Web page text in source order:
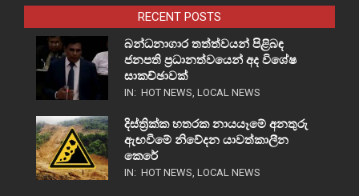
RECENT POSTS
බන්ධනාගාර තත්ත්වයන් පිළිබඳ
ජනපති ප්‍රධානත්වයෙන් අද විශේෂ
සාකච්ඡාවක්
IN: HOT NEWS, LOCAL NEWS
දිස්ත්‍රික්ක හතරක නායයෑමේ අනතුරු
ඇඟවීමේ නිවේදන යාවත්කාලීන
කෙරේ
IN: HOT NEWS, LOCAL NEWS